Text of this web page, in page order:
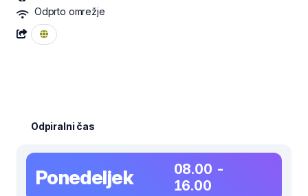
Odprto omrežje
Odpiralni čas
Ponedeljek
08.00 -
16.00